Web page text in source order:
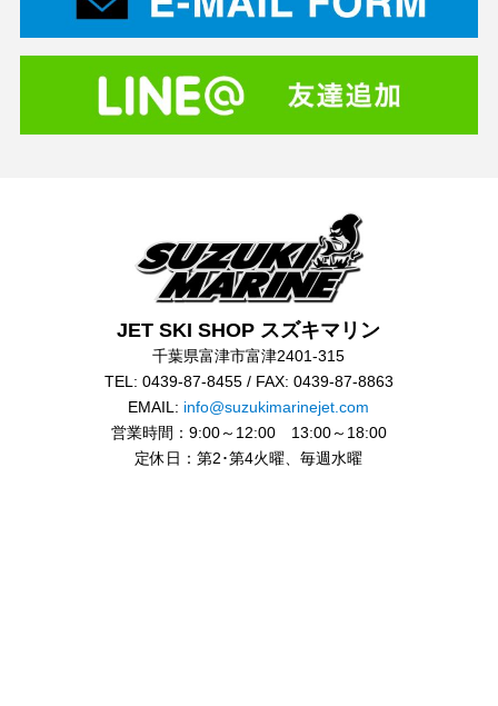
JET SKI SHOP スズキマリン
千葉県富津市富津2401-315
TEL: 0439-87-8455 / FAX: 0439-87-8863
EMAIL: info@suzukimarinejet.com
営業時間：9:00～12:00 13:00～18:00
定休日：第2･第4火曜、毎週水曜